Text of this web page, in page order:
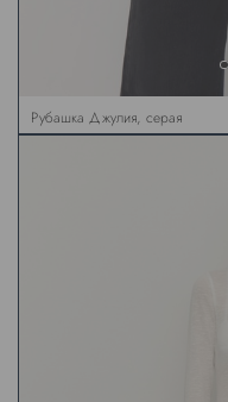
Рубашка Джулия, серая